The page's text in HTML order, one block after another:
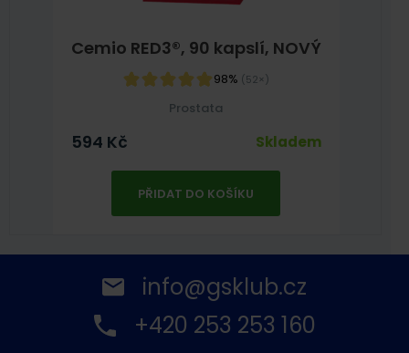
Cemio RED3®, 90 kapslí, NOVÝ
98% (52×)
Prostata
594 Kč Skladem
PŘIDAT DO KOŠÍKU
info@gsklub.cz
+420 253 253 160